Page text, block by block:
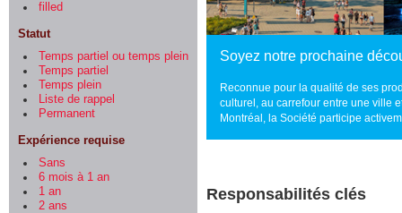
filled
Statut
Temps partiel ou temps plein
Temps partiel
Temps plein
Liste de rappel
Permanent
Expérience requise
Sans
6 mois à 1 an
1 an
2 ans
Soyez notre prochaine
Reconnue pour la qualité de ses
culturel, au carrefour entre une ville
Montréal, la Société participe
Responsabilités clés